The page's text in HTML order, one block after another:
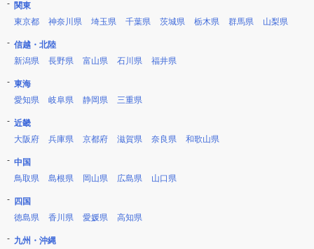
関東
東京都
神奈川県 埼玉県 千葉県 茨城県 栃木県 群馬県 山梨県
信越・北陸
新潟県
長野県 富山県 石川県 福井県
東海
愛知県
岐阜県 静岡県 三重県
近畿
大阪府
兵庫県 京都府 滋賀県 奈良県 和歌山県
中国
鳥取県
島根県 岡山県 広島県 山口県
四国
徳島県
香川県 愛媛県 高知県
九州・沖縄